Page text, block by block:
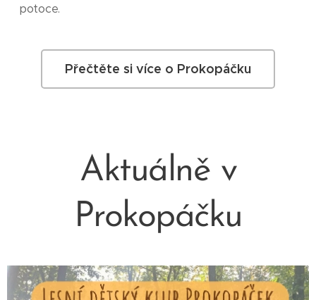
potoce.
Přečtěte si více o Prokopáčku
Aktuálně v
Prokopáčku